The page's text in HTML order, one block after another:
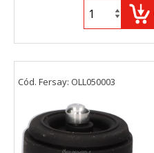
Cód. Fersay: OLL050003